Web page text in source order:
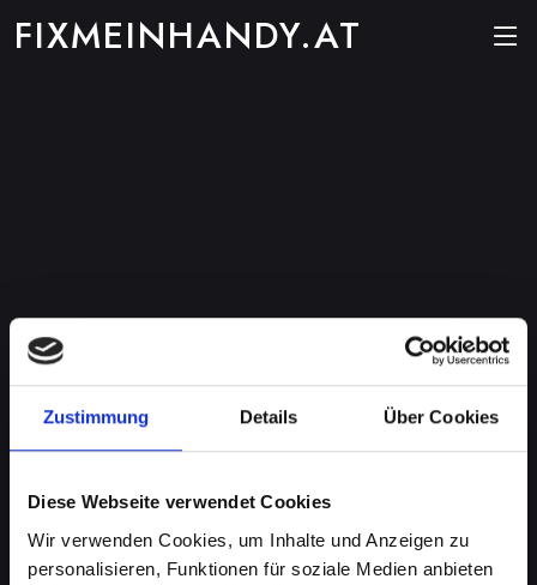
Zustimmung Details Über Cookies
Diese Webseite verwendet Cookies
Wir verwenden Cookies, um Inhalte und Anzeigen zu
personalisieren, Funktionen für soziale Medien anbieten
FIXMEINHANDY.AT